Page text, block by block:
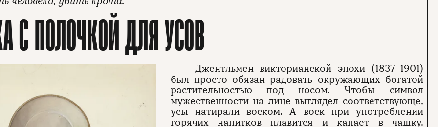
С ПОЛОЧКОЙ ДЛЯ УСОВ
Джентльмен викторианской эпохи (1837–1901)
был просто обязан радовать окружающих богатой
растительностью под носом. Чтобы символ
мужественности на лице выглядел соответствующе,
усы натирали воском. А воск при употреблении
горячих напитков плавится и капает в чашку.